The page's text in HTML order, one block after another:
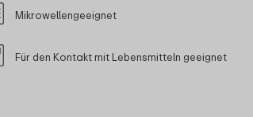
Mikrowellengeeignet
Für den Kontakt mit Lebensmitteln geeignet